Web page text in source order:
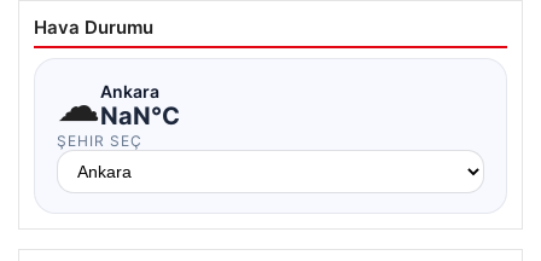
Hava Durumu
☁Ankara
NaN°C
ŞEHIR SEÇ